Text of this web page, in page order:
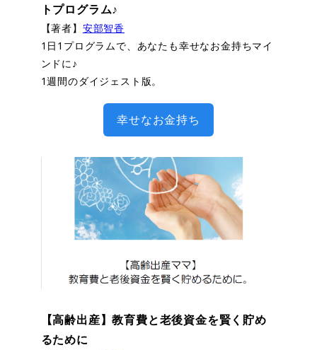
トプログラム♪
【著者】 安部智香
1日1プログラムで、あなたも幸せなお金持ちマイ
ンドに♪
1週間のダイジェスト版。
幸せなお金持ち
【高齢出産】教育費と老後資金を賢く貯め
るために